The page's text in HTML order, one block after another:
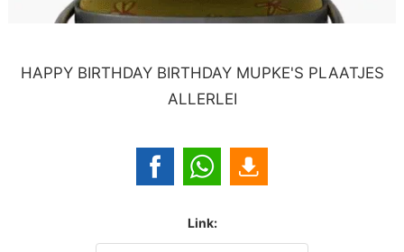
HAPPY BIRTHDAY BIRTHDAY MUPKE'S PLAATJES
ALLERLEI
Link: